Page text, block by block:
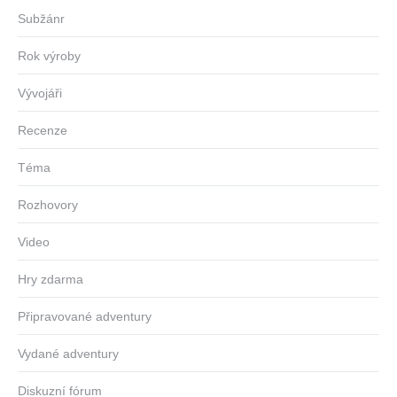
Subžánr
Rok výroby
Vývojáři
Recenze
Téma
Rozhovory
Video
Hry zdarma
Připravované adventury
Vydané adventury
Diskuzní fórum